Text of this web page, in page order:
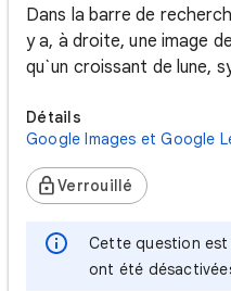
Dans la barre de
y a, à droite, une image
qu`un croissant de lune,
Détails
Google Images et Google
Verrouillé
Cette question est
ont été